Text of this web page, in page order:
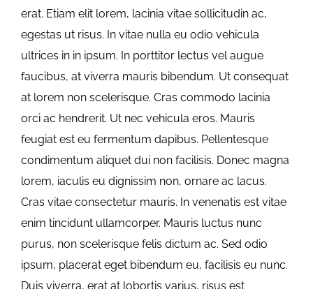
erat. Etiam elit lorem, lacinia vitae sollicitudin ac,
egestas ut risus. In vitae nulla eu odio vehicula
ultrices in in ipsum. In porttitor lectus vel augue
faucibus, at viverra mauris bibendum. Ut consequat
at lorem non scelerisque. Cras commodo lacinia
orci ac hendrerit. Ut nec vehicula eros. Mauris
feugiat est eu fermentum dapibus. Pellentesque
condimentum aliquet dui non facilisis. Donec magna
lorem, iaculis eu dignissim non, ornare ac lacus.
Cras vitae consectetur mauris. In venenatis est vitae
enim tincidunt ullamcorper. Mauris luctus nunc
purus, non scelerisque felis dictum ac. Sed odio
ipsum, placerat eget bibendum eu, facilisis eu nunc.
Duis viverra, erat at lobortis varius, risus est